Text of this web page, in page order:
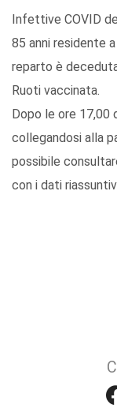
Infettive COVID
85 anni residente
reparto è
Ruoti vaccinata.
Dopo le ore
collegandosi alla
possibile
con i dati